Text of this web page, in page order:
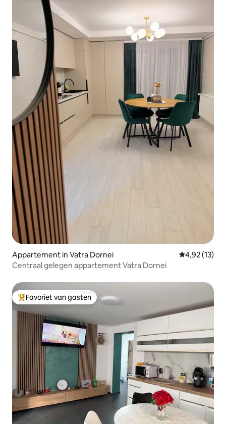
Appartement in Vatra Dornei Gemiddelde
4,92 (13)
Centraal gelegen appartement Vatra Dornei
Topfavoriet van gasten
Favoriet van gasten